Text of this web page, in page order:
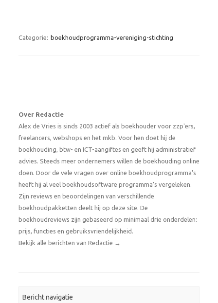
Categorie: boekhoudprogramma-vereniging-stichting
Over Redactie
Alex de Vries is sinds 2003 actief als boekhouder voor zzp'ers,
freelancers, webshops en het mkb. Voor hen doet hij de
boekhouding, btw- en ICT-aangiftes en geeft hij administratief
advies. Steeds meer ondernemers willen de boekhouding online
doen. Door de vele vragen over online boekhoudprogramma's
heeft hij al veel boekhoudsoftware programma's vergeleken.
Zijn reviews en beoordelingen van verschillende
boekhoudpakketten deelt hij op deze site. De
boekhoudreviews zijn gebaseerd op minimaal drie onderdelen:
prijs, functies en gebruiksvriendelijkheid.
Bekijk alle berichten van Redactie
→
Bericht navigatie